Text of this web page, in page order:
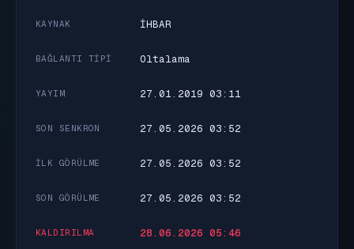
KAYNAK İHBAR
BAĞLANTI TIPI Oltalama
YAYIM 27.01.2019 03:11
SON SENKRON 27.05.2026 03:52
İLK GÖRÜLME 27.05.2026 03:52
SON GÖRÜLME 27.05.2026 03:52
KALDIRILMA 28.06.2026 05:46